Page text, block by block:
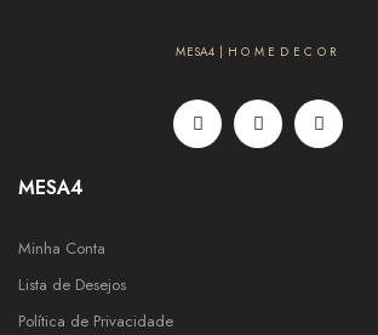
MESA4 | H O M E D E C O R
MESA4
Minha Conta
Lista de Desejos
Política de Privacidade